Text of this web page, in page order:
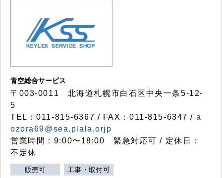
青空総合サービス
〒003-0011 北海道札幌市白石区中央一条5-12-
5
TEL：011-815-6367 / FAX：011-815-6347 / a
ozora69@sea.plala.orjp
営業時間：9:00〜18:00 緊急対応可 / 定休日：
不定休
販売可 工事・取付可